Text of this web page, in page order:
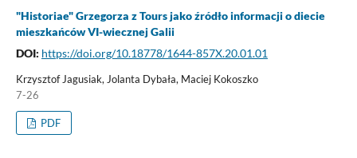
"Historiae" Grzegorza z Tours jako źródło informacji o diecie
mieszkańców VI-wiecznej Galii
DOI: https://doi.org/10.18778/1644-857X.20.01.01
Krzysztof Jagusiak, Jolanta Dybała, Maciej Kokoszko
7-26
PDF